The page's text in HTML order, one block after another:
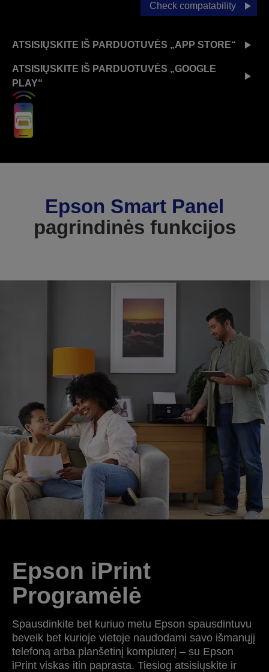
Check compatability
ATSISIŲSKITE IŠ PARDUOTUVĖS „APP STORE“
ATSISIŲSKITE IŠ PARDUOTUVĖS „GOOGLE
PLAY“
Epson Smart Panel
pagrindinės funkcijos
Epson iPrint
Programėlė
Spausdinkite bet kuriuo metu Epson spausdintuvu
beveik bet kurioje vietoje naudodami savo išmanųjį
telefoną arba planšetinį kompiuterį – su Epson
iPrint viskas itin paprasta. Tiesiog atsisiųskite ir